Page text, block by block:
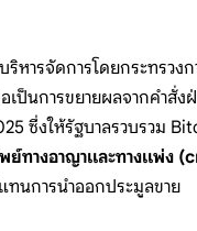
หารจัดการโดยกระทรวง
เป็นการขยายผลจากคำสั่ง
ซึ่งให้รัฐบาลรวบรวม
ย์ทางอาญาและทางแพ่ง
ทนการนำออกประมูลขาย